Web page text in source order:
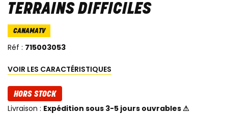
TERRAINS DIFFICILES
CANAMATV
Réf : 715003053
VOIR LES CARACTÉRISTIQUES
HORS STOCK
Livraison : Expédition sous 3-5 jours ouvrables ⚠